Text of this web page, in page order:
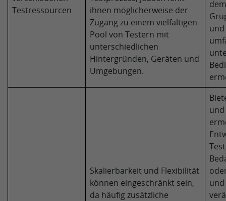
Testressourcen
ihnen möglicherweise der
Zugang zu einem vielfältigen
Pool von Testern mit
unterschiedlichen
Hintergründen, Geräten und
Umgebungen.
Skalierbarkeit und Flexibilität
können eingeschränkt sein,
da häufig zusätzliche